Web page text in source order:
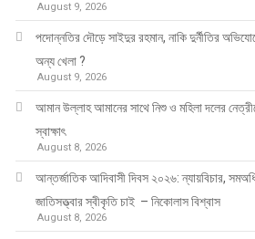
August 9, 2026
পদোন্নতির দৌড়ে সাইদুর রহমান, নাকি দুর্নীতির
অন্য খেলা ?
August 9, 2026
আমান উল্লাহ আমানের সাথে নিশু ও মহিলা দলের
স্বাক্ষাৎ
August 8, 2026
আন্তর্জাতিক আদিবাসী দিবস ২০২৬: ন্যায়বিচার,
জাতিসত্ত্বার স্বীকৃতি চাই – নিকোলাস বিশ্বাস
August 8, 2026